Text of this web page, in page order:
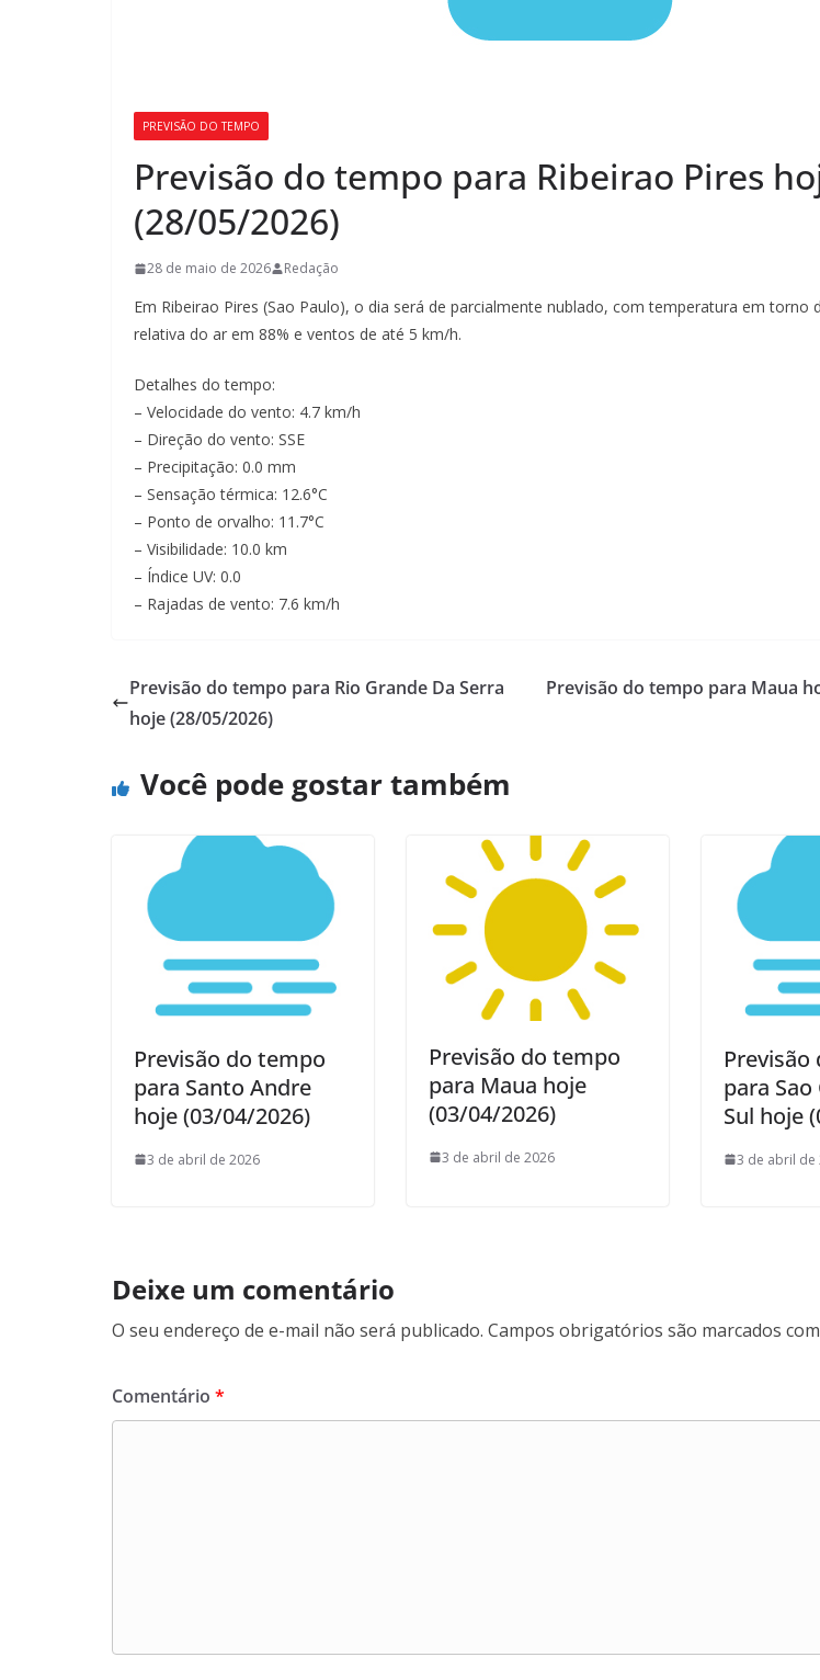
PREVISÃO DO TEMPO
Previsão do tempo para Ribeirao Pires
(28/05/2026)
28 de maio de 2026 Redação
Em Ribeirao Pires (Sao Paulo), o dia será de parcialmente nublado, com temperatura em torno
relativa do ar em 88% e ventos de até 5 km/h.
Detalhes do tempo:
– Velocidade do vento: 4.7 km/h
– Direção do vento: SSE
– Precipitação: 0.0 mm
– Sensação térmica: 12.6°C
– Ponto de orvalho: 11.7°C
– Visibilidade: 10.0 km
– Índice UV: 0.0
– Rajadas de vento: 7.6 km/h
Previsão do tempo para Rio Grande Da Serra
hoje (28/05/2026)
Previsão do tempo para Maua
Você pode gostar também
Previsão do tempo
para Santo Andre
hoje (03/04/2026)
3 de abril de 2026
Previsão do tempo
para Maua hoje
(03/04/2026)
3 de abril de 2026
para
Sul hoje
3 de abril de
Deixe um comentário
O seu endereço de e-mail não será publicado. Campos obrigatórios são marcados com
Comentário *